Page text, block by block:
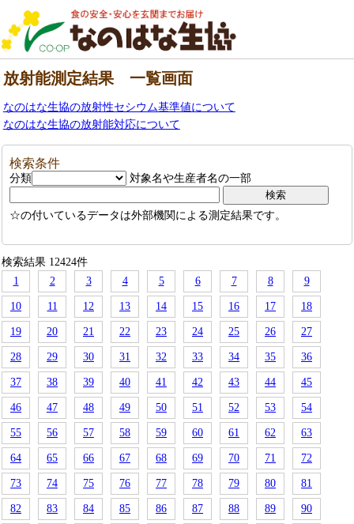
放射能測定結果 一覧画面
なのはな生協の放射性セシウム基準値について
なのはな生協の放射能対応について
検索条件
分類 対象名や生産者名の一部
☆の付いているデータは外部機関による測定結果です。
検索結果 12424件
1
2 3 4 5 6 7 8 9
10 11 12 13 14 15 16 17 18
19 20 21 22 23 24 25 26 27
28 29 30 31 32 33 34 35 36
37 38 39 40 41 42 43 44 45
46 47 48 49 50 51 52 53 54
55 56 57 58 59 60 61 62 63
64 65 66 67 68 69 70 71 72
73 74 75 76 77 78 79 80 81
82 83 84 85 86 87 88 89 90